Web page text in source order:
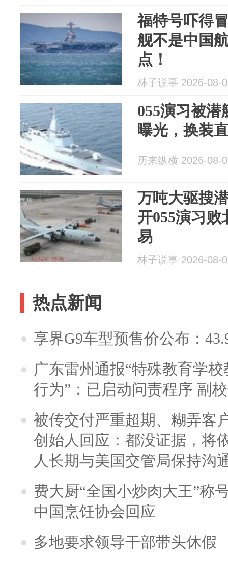
福特号吓得
舰不是中国
点！
林子说事 2026-08-
055演习被
曝光，换装
历来纵横 2026-08-
万吨大驱搜
开055演习
易
林子说事 2026-08-
热点新闻
享界G9车型预售价公布：
广东雷州通报“特殊教育学
行为”：已启动问责程序 副
被传交付严重超期、糊弄客
创始人回应：都没证据，将
人长期与美国交管局保持沟
费大厨“全国小炒肉大王”称
中国烹饪协会回应
多地要求领导干部带头休假